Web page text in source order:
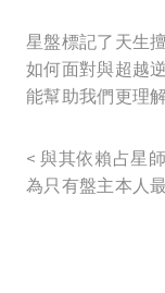
星盤標記了天生
如何面對與超越
能幫助我們更理
< 與其依賴占星
為只有盤主本人